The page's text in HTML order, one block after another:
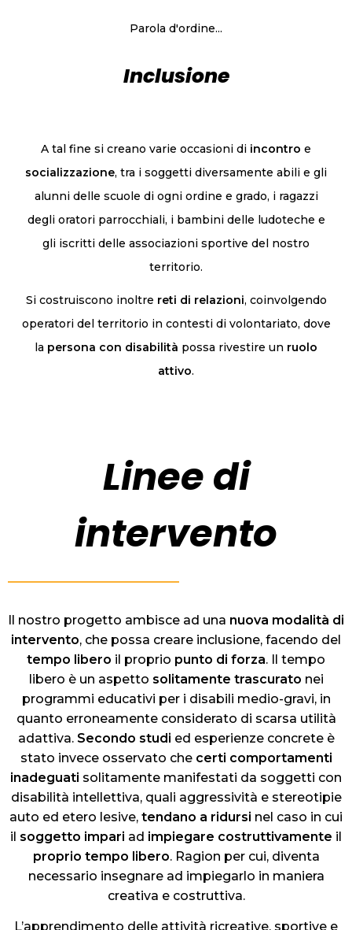
Parola d'ordine...
Inclusione
A tal fine si creano varie occasioni di incontro e
socializzazione, tra i soggetti diversamente abili e gli
alunni delle scuole di ogni ordine e grado, i ragazzi
degli oratori parrocchiali, i bambini delle ludoteche e
gli iscritti delle associazioni sportive del nostro
territorio.
Si costruiscono inoltre reti di relazioni, coinvolgendo
operatori del territorio in contesti di volontariato, dove
la persona con disabilità possa rivestire un ruolo
attivo.
Linee di
intervento
Il nostro progetto ambisce ad una nuova modalità di
intervento, che possa creare inclusione, facendo del
tempo libero il proprio punto di forza. Il tempo
libero è un aspetto solitamente trascurato nei
programmi educativi per i disabili medio-gravi, in
quanto erroneamente considerato di scarsa utilità
adattiva. Secondo studi ed esperienze concrete è
stato invece osservato che certi comportamenti
inadeguati solitamente manifestati da soggetti con
disabilità intellettiva, quali aggressività e stereotipie
auto ed etero lesive, tendano a ridursi nel caso in cui
il soggetto impari ad impiegare costruttivamente il
proprio tempo libero. Ragion per cui, diventa
necessario insegnare ad impiegarlo in maniera
creativa e costruttiva.
L’apprendimento delle attività ricreative, sportive e